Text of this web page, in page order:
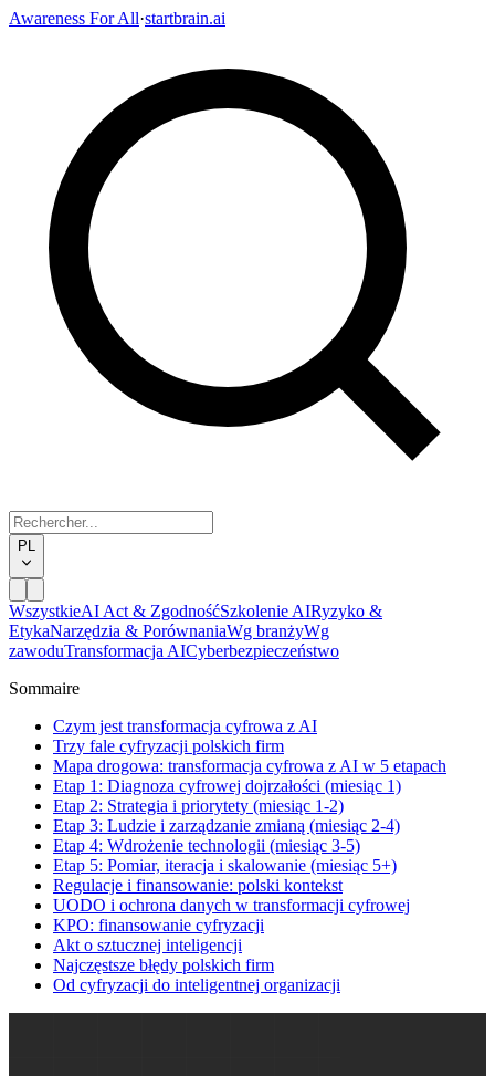
Awareness For All·startbrain.ai
PL
WszystkieAI Act & ZgodnośćSzkolenie AIRyzyko &
EtykaNarzędzia & PorównaniaWg branżyWg
zawoduTransformacja AICyberbezpieczeństwo
Sommaire
Czym jest transformacja cyfrowa z AI
Trzy fale cyfryzacji polskich firm
Mapa drogowa: transformacja cyfrowa z AI w 5 etapach
Etap 1: Diagnoza cyfrowej dojrzałości (miesiąc 1)
Etap 2: Strategia i priorytety (miesiąc 1-2)
Etap 3: Ludzie i zarządzanie zmianą (miesiąc 2-4)
Etap 4: Wdrożenie technologii (miesiąc 3-5)
Etap 5: Pomiar, iteracja i skalowanie (miesiąc 5+)
Regulacje i finansowanie: polski kontekst
UODO i ochrona danych w transformacji cyfrowej
KPO: finansowanie cyfryzacji
Akt o sztucznej inteligencji
Najczęstsze błędy polskich firm
Od cyfryzacji do inteligentnej organizacji